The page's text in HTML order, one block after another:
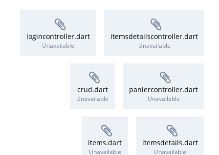
itemsdetailscontroller.dart
Unavailable
logincontroller.dart
Unavailable
paniercontroller.dart
Unavailable
crud.dart
Unavailable
itemsdetails.dart
items.dart